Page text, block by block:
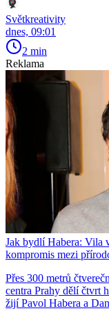
Světkreativity
dnes, 09:01
2 min
Reklama
Jak bydlí Habera: Vila
kompromis mezi
Přes 300 metrů
centra Prahy dělí čtvrt
žijí Pavol Habera a